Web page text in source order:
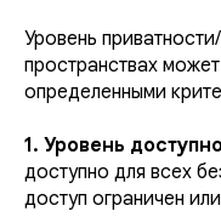
Уровень
пространствах
определенными
1. Уровень
доступно для всех
доступ ограничен